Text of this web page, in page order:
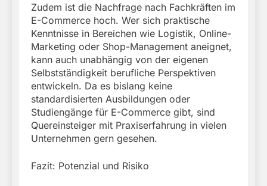
Zudem ist die Nachfrage nach Fachkräften im
E-Commerce hoch. Wer sich praktische
Kenntnisse in Bereichen wie Logistik, Online-
Marketing oder Shop-Management aneignet,
kann auch unabhängig von der eigenen
Selbstständigkeit berufliche Perspektiven
entwickeln. Da es bislang keine
standardisierten Ausbildungen oder
Studiengänge für E-Commerce gibt, sind
Quereinsteiger mit Praxiserfahrung in vielen
Unternehmen gern gesehen.
Fazit: Potenzial und Risiko